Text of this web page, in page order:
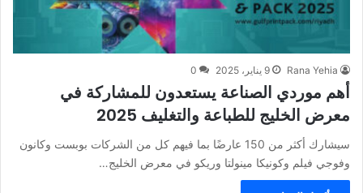
Rana Yehia 9 يناير، 2025 0
أهم موردي الصناعة يستعدون للمشاركة في
معرض الخليج للطباعة والتغليف 2025
سيشارك أكثر من 150 عارضًا بما فيهم كل من الشركات بوبست وكانون
وفوجي فيلم وكونيكا مينولتا وريكو في معرض الخليج…